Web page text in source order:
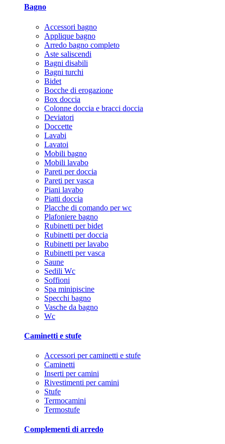
Bagno
Accessori bagno
Applique bagno
Arredo bagno completo
Aste saliscendi
Bagni disabili
Bagni turchi
Bidet
Bocche di erogazione
Box doccia
Colonne doccia e bracci doccia
Deviatori
Doccette
Lavabi
Lavatoi
Mobili bagno
Mobili lavabo
Pareti per doccia
Pareti per vasca
Piani lavabo
Piatti doccia
Placche di comando per wc
Plafoniere bagno
Rubinetti per bidet
Rubinetti per doccia
Rubinetti per lavabo
Rubinetti per vasca
Saune
Sedili Wc
Soffioni
Spa minipiscine
Specchi bagno
Vasche da bagno
Wc
Caminetti e stufe
Accessori per caminetti e stufe
Caminetti
Inserti per camini
Rivestimenti per camini
Stufe
Termocamini
Termostufe
Complementi di arredo